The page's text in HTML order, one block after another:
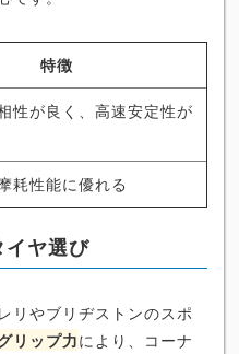
特徴
性が良く、高速安定性が
耗性能に優れる
イヤ選び
リやブリヂストンのスポ
リップ力により、コーナ